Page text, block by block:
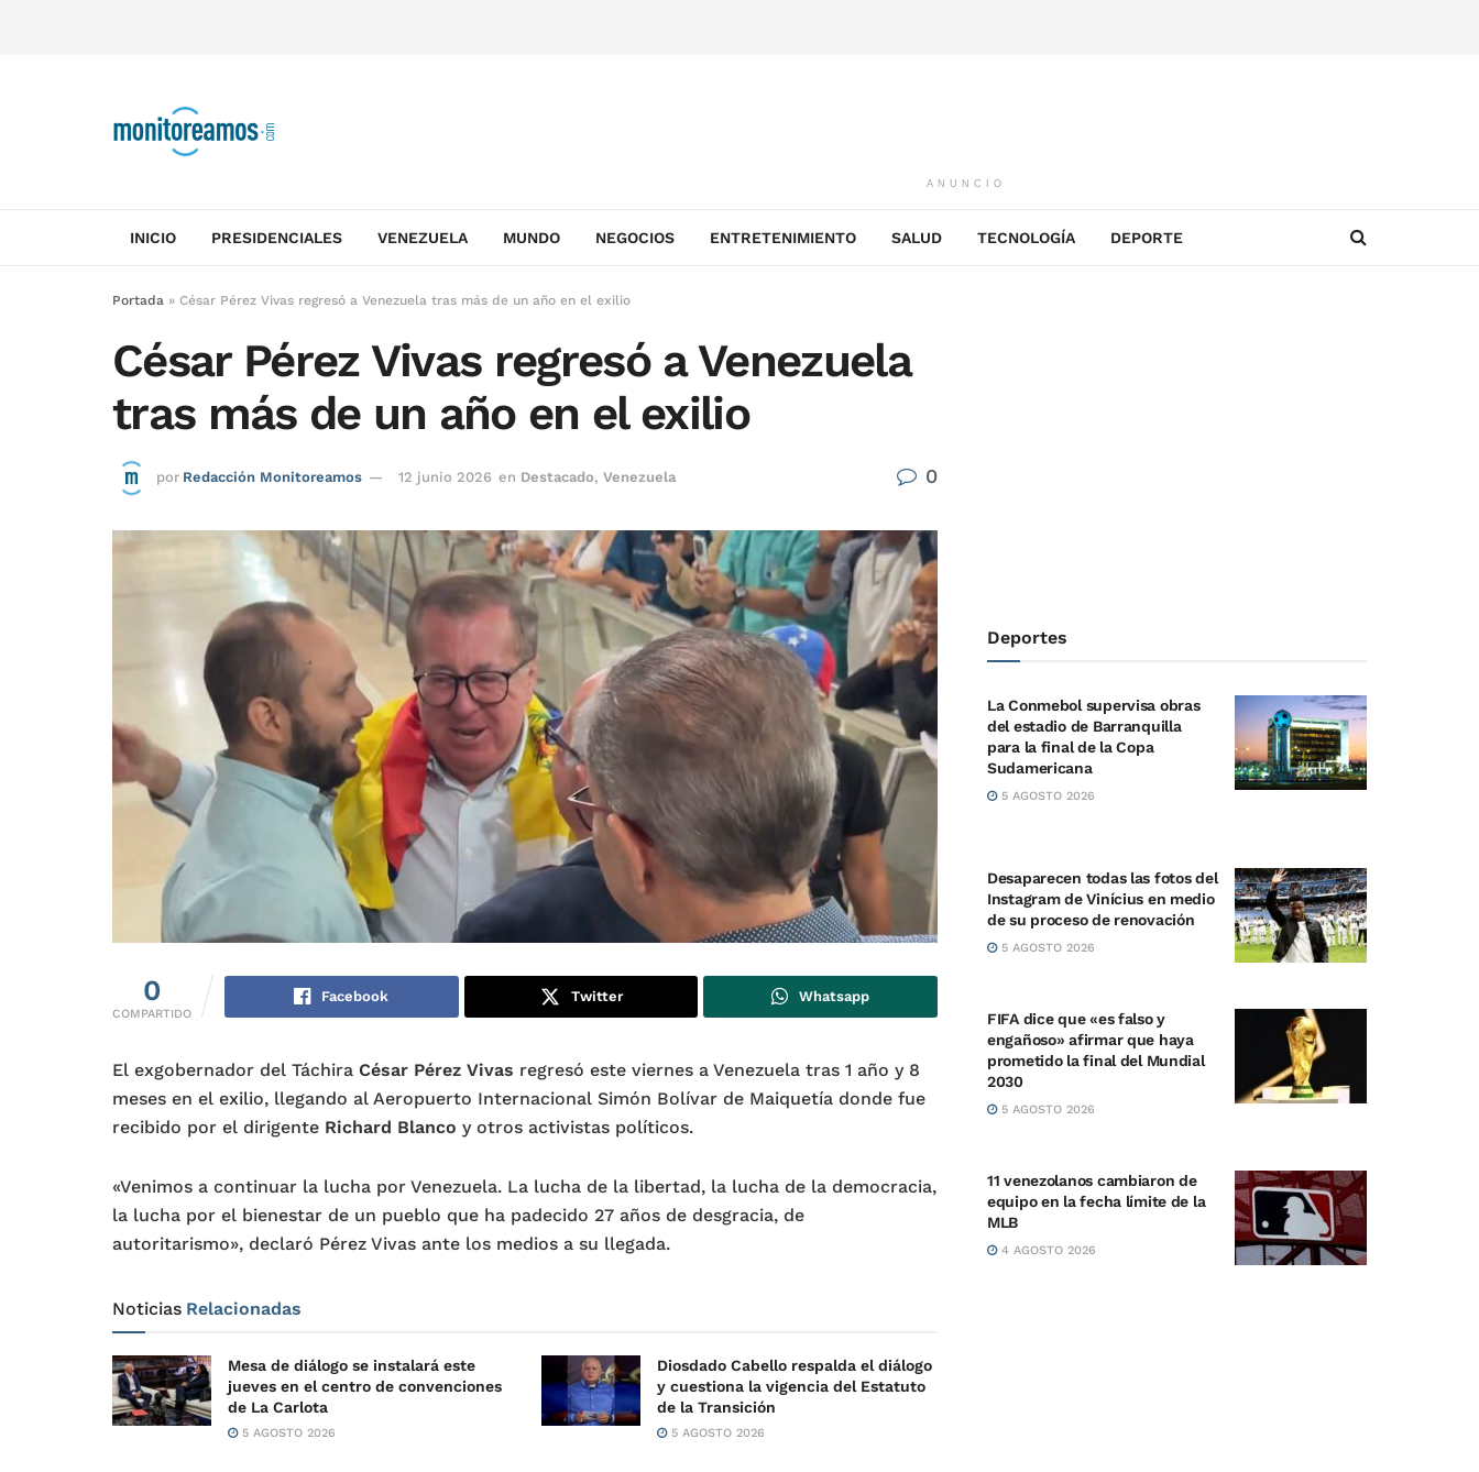
ANUNCIO
INICIO PRESIDENCIALES VENEZUELA MUNDO NEGOCIOS ENTRETENIMIENTO SALUD TECNOLOGÍA DEPORTE
Portada » César Pérez Vivas regresó a Venezuela tras más de un año en el exilio
César Pérez Vivas regresó a Venezuela
tras más de un año en el exilio
por Redacción Monitoreamos 12 junio 2026 en Destacado,Venezuela 0
0
COMPARTIDO
Facebook Twitter Whatsapp
El exgobernador del Táchira César Pérez Vivas regresó este viernes a Venezuela tras 1 año y 8
meses en el exilio, llegando al Aeropuerto Internacional Simón Bolívar de Maiquetía donde fue
recibido por el dirigente Richard Blanco y otros activistas políticos.
«Venimos a continuar la lucha por Venezuela. La lucha de la libertad, la lucha de la democracia,
la lucha por el bienestar de un pueblo que ha padecido 27 años de desgracia, de
autoritarismo», declaró Pérez Vivas ante los medios a su llegada.
Noticias Relacionadas
Mesa de diálogo se instalará este
jueves en el centro de convenciones
de La Carlota
5 AGOSTO 2026
Diosdado Cabello respalda el diálogo
y cuestiona la vigencia del Estatuto
de la Transición
5 AGOSTO 2026
Deportes
La Conmebol supervisa obras
del estadio de Barranquilla
para la final de la Copa
Sudamericana
5 AGOSTO 2026
Desaparecen todas las fotos del
Instagram de Vinícius en medio
de su proceso de renovación
5 AGOSTO 2026
FIFA dice que «es falso y
engañoso» afirmar que haya
prometido la final del Mundial
2030
5 AGOSTO 2026
11 venezolanos cambiaron de
equipo en la fecha límite de la
MLB
4 AGOSTO 2026